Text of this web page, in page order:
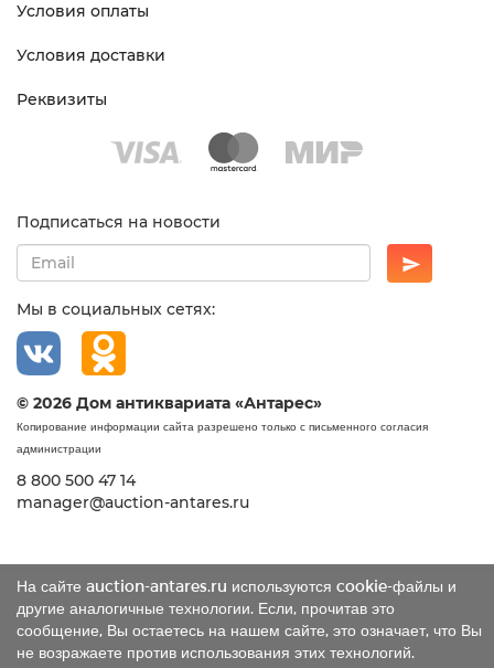
На сайте auction-antares.ru используются cookie-файлы и
другие аналогичные технологии. Если, прочитав это
сообщение, Вы остаетесь на нашем сайте, это означает, что Вы
не возражаете против использования этих технологий.
Условия оплаты
Условия доставки
Реквизиты
Подписаться на новости
Мы в социальных сетях:
© 2026 Дом антиквариата «Антарес»
Копирование информации сайта разрешено только с письменного согласия
администрации
8 800 500 47 14
manager@auction-antares.ru